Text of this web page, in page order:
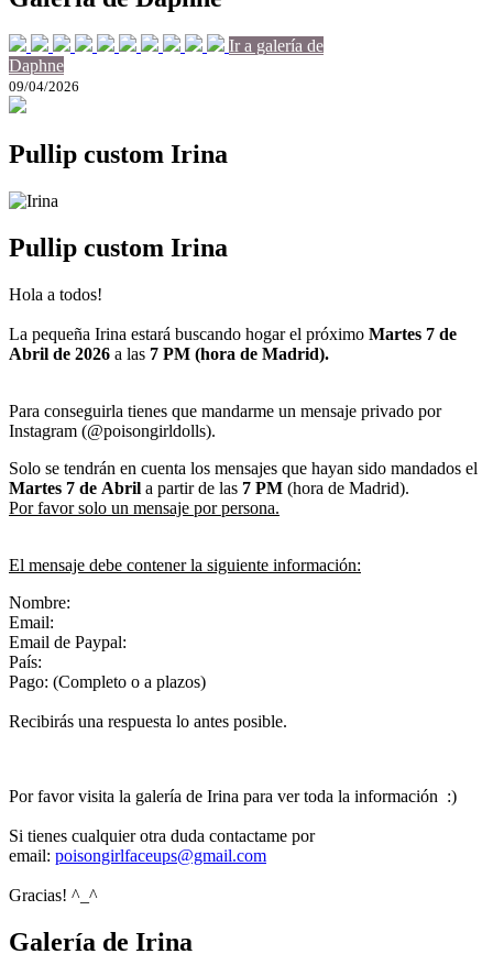
Ir a galería de
Daphne
09/04/2026
Pullip custom Irina
Pullip custom Irina
Hola a todos!
La pequeña Irina estará buscando hogar el próximo Martes 7 de
Abril de 2026 a las 7 PM (hora de Madrid).
Para conseguirla tienes que mandarme un mensaje privado por
Instagram (@poisongirldolls).
Solo se tendrán en cuenta los mensajes que hayan sido mandados el
Martes 7 de Abril a partir de las 7 PM (hora de Madrid).
Por favor solo un mensaje por persona.
El mensaje debe contener la siguiente información:
Nombre:
Email:
Email de Paypal:
País:
Pago: (Completo o a plazos)
Recibirás una respuesta lo antes posible.
Por favor visita la galería de Irina para ver toda la información :)
Si tienes cualquier otra duda contactame por
email: poisongirlfaceups@gmail.com
Gracias! ^_^
Galería de Irina